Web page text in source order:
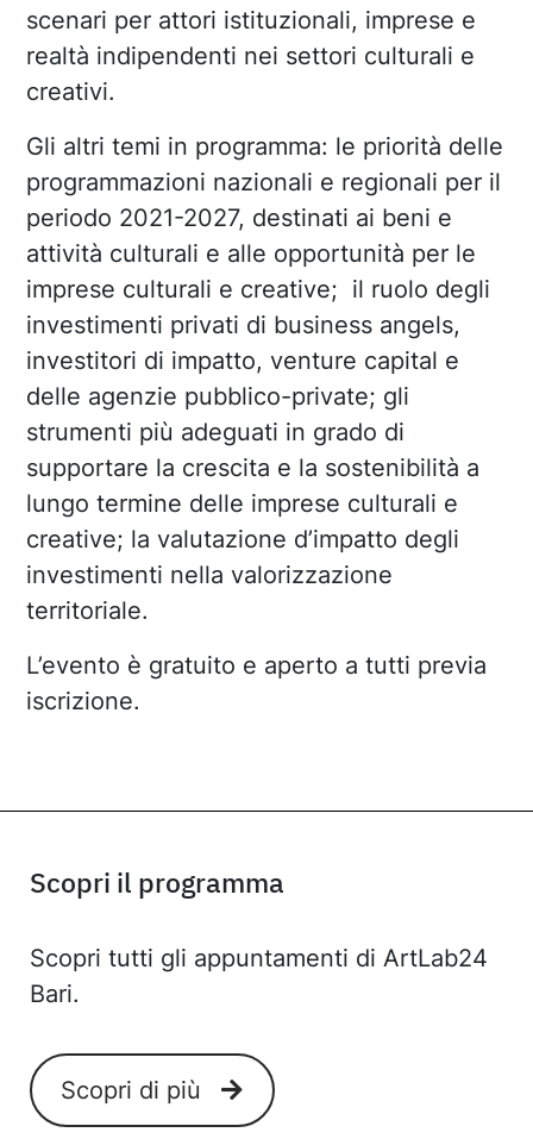
scenari per attori istituzionali, imprese e
realtà indipendenti nei settori culturali e
creativi.
Gli altri temi in programma: le priorità delle
programmazioni nazionali e regionali per il
periodo 2021-2027, destinati ai beni e
attività culturali e alle opportunità per le
imprese culturali e creative; il ruolo degli
investimenti privati di business angels,
investitori di impatto, venture capital e
delle agenzie pubblico-private; gli
strumenti più adeguati in grado di
supportare la crescita e la sostenibilità a
lungo termine delle imprese culturali e
creative; la valutazione d’impatto degli
investimenti nella valorizzazione
territoriale.
L’evento è gratuito e aperto a tutti previa
iscrizione.
Scopri il programma
Scopri tutti gli appuntamenti di ArtLab24
Bari.
Scopri di più